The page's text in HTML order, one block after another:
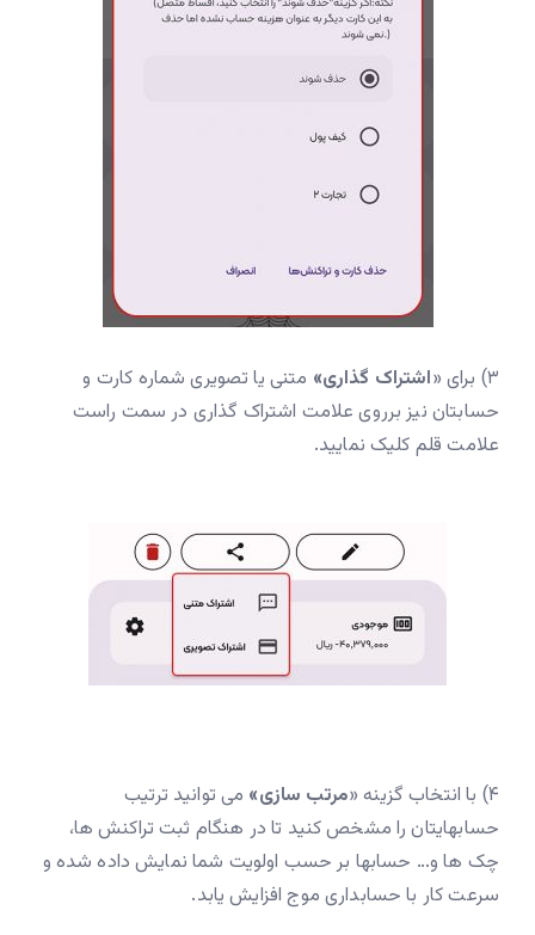
۳) برای « اشتراک گذاری» متنی یا تصویری شماره کارت و
حسابتان نیز برروی علامت اشتراک گذاری در سمت راست
علامت قلم کلیک نمایید.
۴) با انتخاب گزینه « مرتب سازی» می توانید ترتیب
حسابهایتان را مشخص کنید تا در هنگام ثبت تراکنش ها،
چک ها و… حسابها بر حسب اولویت شما نمایش داده شده و
سرعت کار با حسابداری موج افزایش یابد.